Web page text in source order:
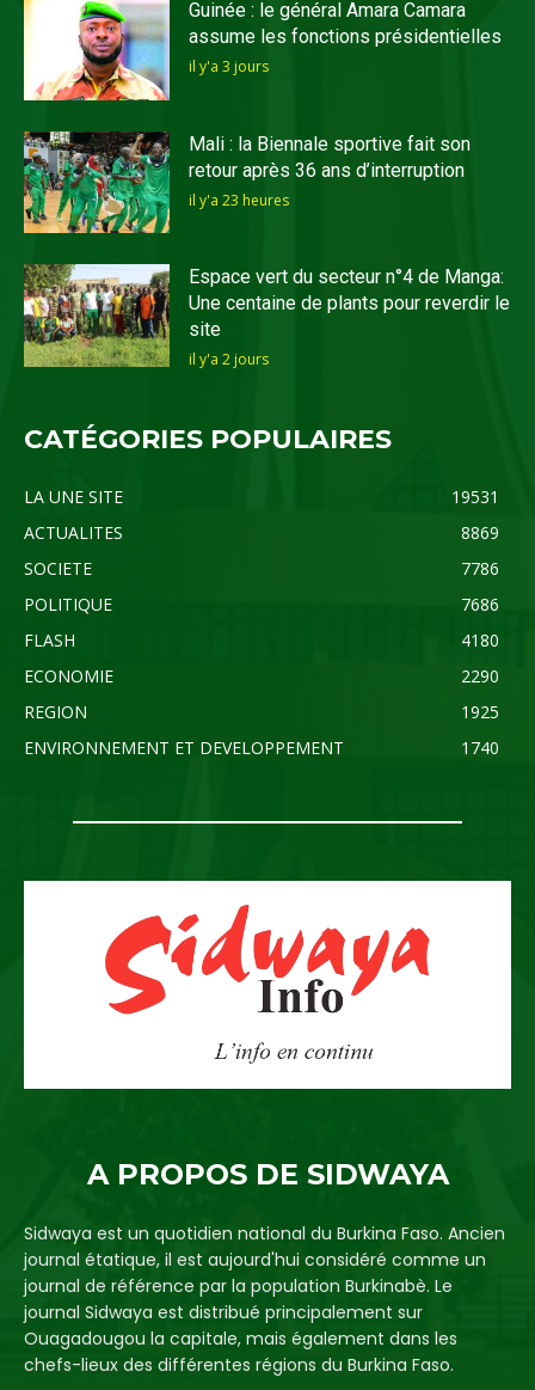
Guinée : le général Amara Camara
assume les fonctions présidentielles
il y'a 3 jours
Mali : la Biennale sportive fait son
retour après 36 ans d’interruption
il y'a 23 heures
Espace vert du secteur n°4 de Manga:
Une centaine de plants pour reverdir le
site
il y'a 2 jours
CATÉGORIES POPULAIRES
LA UNE SITE
19531
ACTUALITES
8869
SOCIETE
7786
POLITIQUE
7686
FLASH
4180
ECONOMIE
2290
REGION
1925
ENVIRONNEMENT ET DEVELOPPEMENT
1740
A PROPOS DE SIDWAYA
Sidwaya est un quotidien national du Burkina Faso. Ancien
journal étatique, il est aujourd'hui considéré comme un
journal de référence par la population Burkinabè. Le
journal Sidwaya est distribué principalement sur
Ouagadougou la capitale, mais également dans les
chefs-lieux des différentes régions du Burkina Faso.